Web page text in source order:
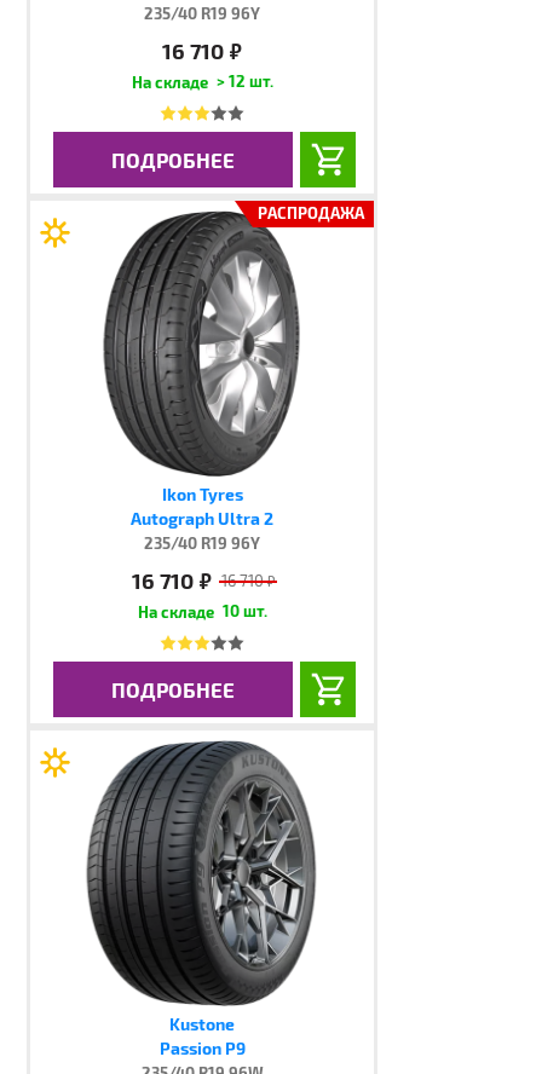
235/40 R19 96Y
16 710 руб.
> 12 шт.
ПОДРОБНЕЕ
РАСПРОДАЖА
Ikon Tyres
Autograph Ultra 2
235/40 R19 96Y
16 710 руб. 16 710руб.
10 шт.
ПОДРОБНЕЕ
Kustone
Passion P9